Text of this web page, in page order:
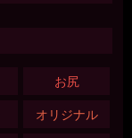
お尻
オリジナル